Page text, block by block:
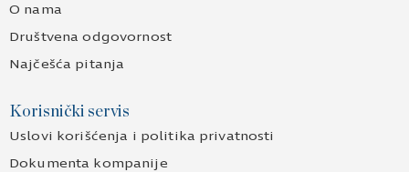
O nama
Društvena odgovornost
Najčešća pitanja
Korisnički servis
Uslovi korišćenja i politika privatnosti
Dokumenta kompanije